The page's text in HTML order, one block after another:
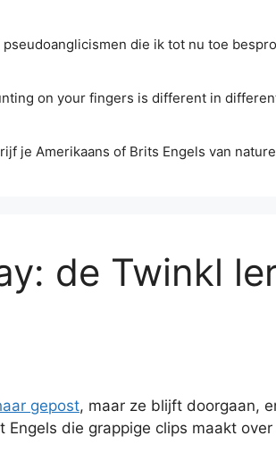
pseudoanglicismen die ik tot nu toe
on your fingers is different in
je Amerikaans of Brits Engels van
de Twinkl
gepost, maar ze blijft doorgaan,
die grappige clips maakt